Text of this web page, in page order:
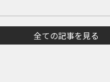
全ての記事を見る